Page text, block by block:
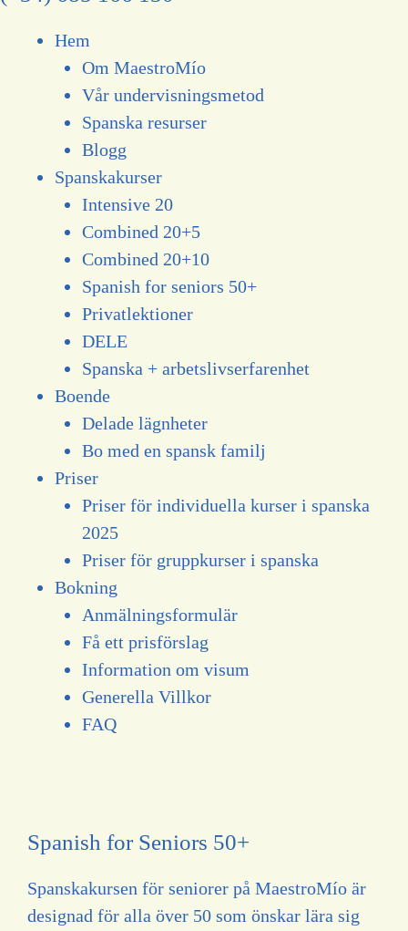
Hem
Om MaestroMío
Vår undervisningsmetod
Spanska resurser
Blogg
Spanskakurser
Intensive 20
Combined 20+5
Combined 20+10
Spanish for seniors 50+
Privatlektioner
DELE
Spanska + arbetslivserfarenhet
Boende
Delade lägnheter
Bo med en spansk familj
Priser
Priser för individuella kurser i spanska
2025
Priser för gruppkurser i spanska
Bokning
Anmälningsformulär
Få ett prisförslag
Information om visum
Generella Villkor
FAQ
Spanish for Seniors 50+
Spanskakursen för seniorer på MaestroMío är
designad för alla över 50 som önskar lära sig